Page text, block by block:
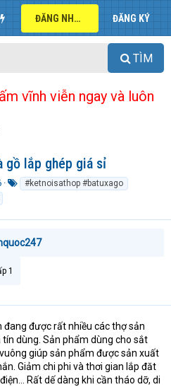
ĐĂNG NHẬP ĐĂNG KÝ
TÌM
vĩnh viễn ngay và luôn
gồ lắp ghép giá sỉ
h
a
#ketnoisathop #batuxago
1
đang được rất nhiều các thợ sản
dùng. Sản phẩm dùng cho sắt
giúp sản phẩm được sản xuất
Giảm chi phi và thơi gian lắp đăt
Rất dế dàng khi cần tháo dỡ, di